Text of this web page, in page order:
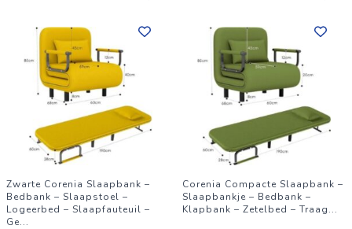
Zwarte Corenia Slaapbank –
Bedbank – Slaapstoel –
Logeerbed – Slaapfauteuil –
Ge...
Corenia Compacte Slaapbank –
Slaapbankje – Bedbank –
Klapbank – Zetelbed – Traag...